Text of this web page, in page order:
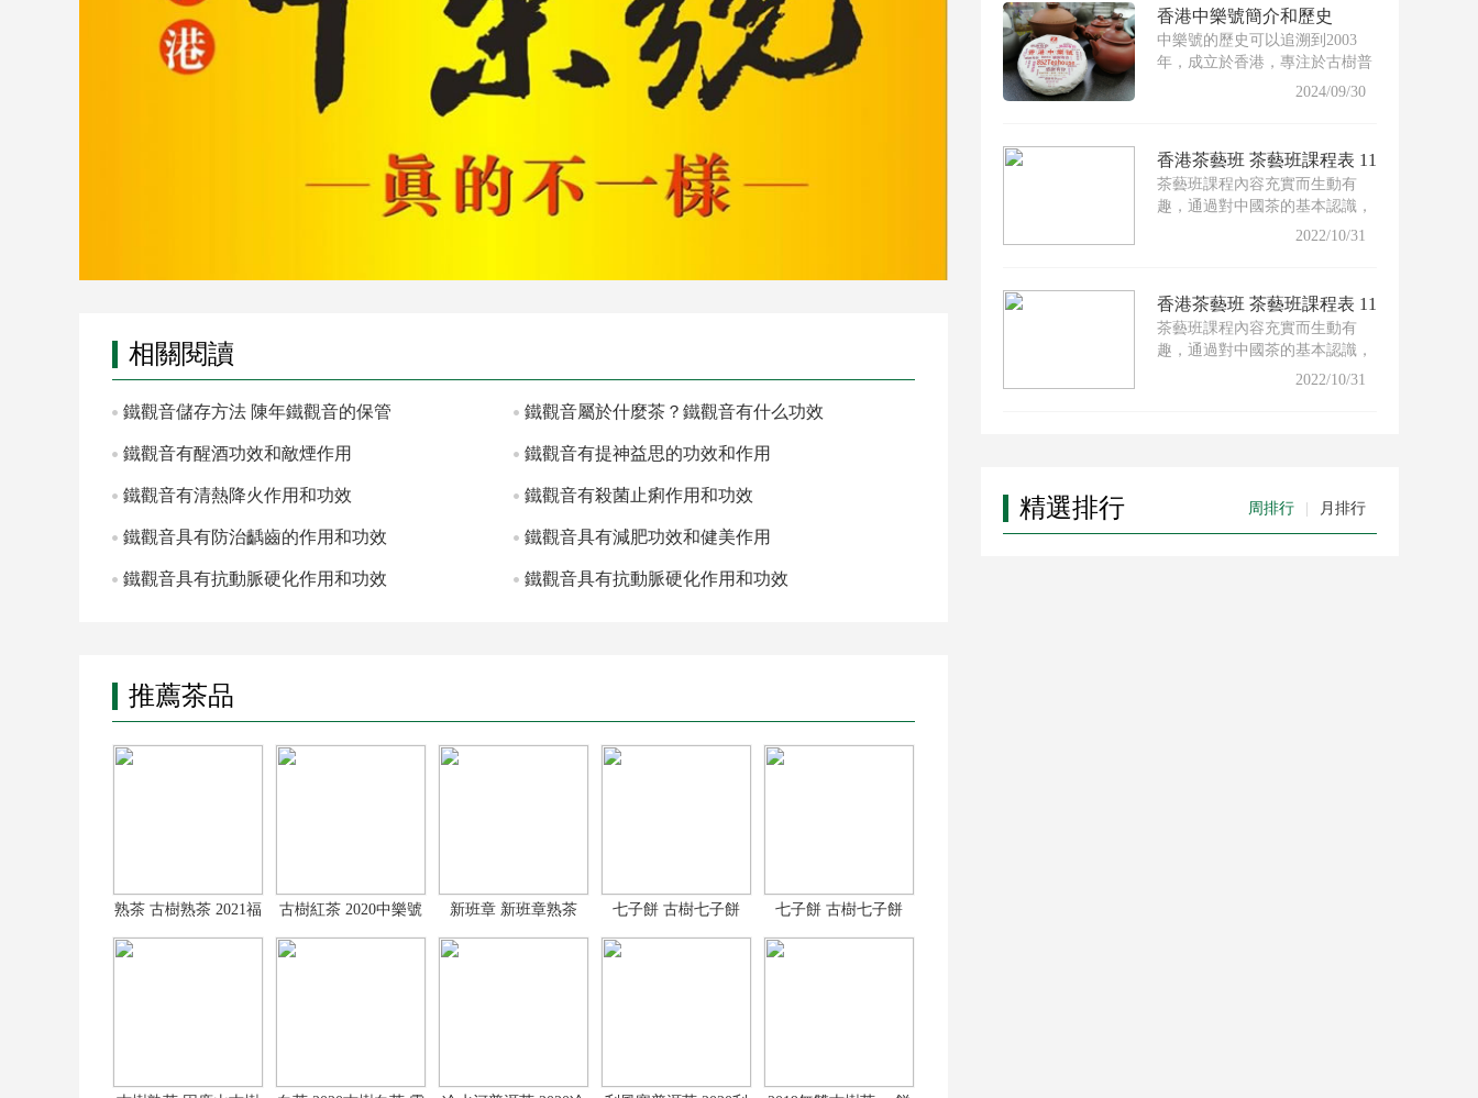
相關閱讀
鐵觀音儲存方法 陳年鐵觀音的保管 鐵觀音屬於什麼茶？鐵觀音有什么功效
鐵觀音有醒酒功效和敵煙作用 鐵觀音有提神益思的功效和作用
鐵觀音有清熱降火作用和功效 鐵觀音有殺菌止痢作用和功效
鐵觀音具有防治齲齒的作用和功效 鐵觀音具有減肥功效和健美作用
鐵觀音具有抗動脈硬化作用和功效 鐵觀音具有抗動脈硬化作用和功效
推薦茶品
熟茶 古樹熟茶 2021福
餅普洱茶 3
古樹紅茶 2020中樂號
古樹紅茶龍珠
新班章 新班章熟茶
2019新班章古
七子餅 古樹七子餅
2017古樹普洱
七子餅 古樹七子餅
2017古樹普洱
香港中樂號簡介和歷史
中樂號的歷史可以追溯到2003
年，成立於香港，專注於古樹普
洱茶的製作與推廣。創始人希
2024/09/30
香港茶藝班 茶藝班課程表 11
月份
茶藝班課程內容充實而生動有
趣，通過對中國茶的基本認識，
配以適合的茶具及沖泡技巧，
2022/10/31
香港茶藝班 茶藝班課程表 11
月份
茶藝班課程內容充實而生動有
趣，通過對中國茶的基本認識，
配以適合的茶具及沖泡技巧，
2022/10/31
精選排行 周排行 月排行